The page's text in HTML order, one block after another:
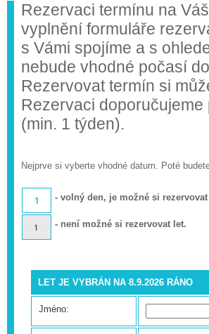
Rezervaci termínu na
vyplnění formuláře
s Vámi spojíme a s
nebude vhodné počasí
Rezervovat termín si
Rezervaci
(min. 1 týden).
Nejprve si vyberte vhodné datum. Poté
- volný den, je možné si rezervovat
- není možné si rezervovat let.
LET JE VYBRÁN NA 8.9.2026 RÁNO
Jméno: